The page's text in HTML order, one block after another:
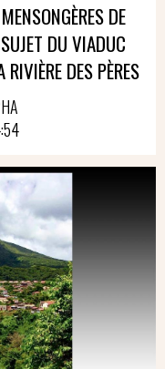
DE
DU VIADUC
DES PÈRES